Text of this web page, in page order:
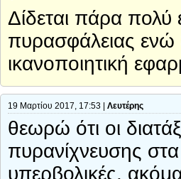
Δίδεται πάρα
πυρασφάλειας ενώ
ικανοποιητική
19 Μαρτίου 2017, 17:53 | Λευτέρης
θεωρώ ότι οι
πυρανίχνευσης στα
υπερβολικές.